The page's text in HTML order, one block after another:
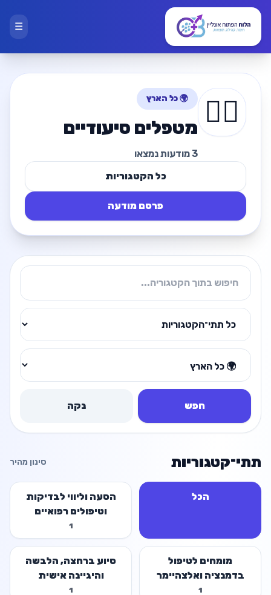
☰
🧑‍⚕️ 🌍 כל הארץ
מטפלים סיעודיים
3 מודעות נמצאו
כל הקטגוריות
פרסם מודעה
חפש נקה
תתי־קטגוריות סינון מהיר
הכל
הסעה וליווי לבדיקות
וטיפולים רפואיים
1
מומחים לטיפול
בדמנציה ואלצהיימר
1
סיוע ברחצה, הלבשה
והיגיינה אישית
1